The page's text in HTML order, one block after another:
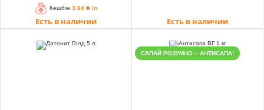
Кешбэк 3.64 ₴ /л
Есть в наличии Есть в наличии
САПАЙ РОЗУМНО – АНТИСАПА!